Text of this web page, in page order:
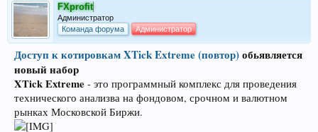
FXprofit
Администратор
Команда форума
Администратор
Доступ к котировкам XTick Extreme (повтор)обьявляется
новый набор
XTick Extreme - это программный комплекс для проведения
технического анализва на фондовом, срочном и валютном
рынках Московской Биржи.